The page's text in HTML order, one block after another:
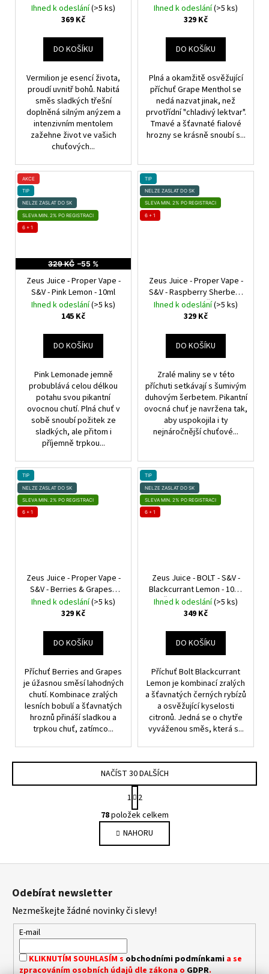
Anýz, Mentol, Třešeň,
Chladivá složka (ICE)
Ihned k odeslání(>5 ks)
369 Kč
DO KOŠÍKU
Vermilion je esencí života,
proudí uvnitř bohů. Nabitá
směs sladkých třešní
doplněná silným anýzem a
intenzivním mentolem
zažehne život ve vašich
chuťových...
Hroznové víno, Mentol
Ihned k odeslání(>5 ks)
329 Kč
DO KOŠÍKU
Plná a okamžitě osvěžující
příchuť Grape Menthol se
nedá nazvat jinak, než
prvotřídní "chladivý lektvar".
Tmavé a šťavnaté fialové
hrozny se krásně snoubí s...
AKCE
TIP
NELZE ZASLAT DO SK
SLEVA MIN. 2% PO REGISTRACI
6 + 1
329 KČ –55 %
Zeus Juice - Proper Vape -
S&V - Pink Lemon - 10ml
Ihned k odeslání(>5 ks)
145 Kč
DO KOŠÍKU
Pink Lemonade jemně
probublává celou délkou
potahu svou pikantní
ovocnou chutí. Plná chuť v
sobě snoubí požitek ze
sladkých, ale přitom i
příjemně trpkou...
TIP
NELZE ZASLAT DO SK
SLEVA MIN. 2% PO REGISTRACI
6 + 1
Zeus Juice - Proper Vape -
S&V - Raspberry Sherbet -
10mlMalina, Šerbet
Ihned k odeslání(>5 ks)
329 Kč
DO KOŠÍKU
Zralé maliny se v této
příchuti setkávají s šumivým
duhovým šerbetem. Pikantní
ovocná chuť je navržena tak,
aby uspokojila i ty
nejnáročnější chuťové...
TIP
NELZE ZASLAT DO SK
SLEVA MIN. 2% PO REGISTRACI
6 + 1
Zeus Juice - Proper Vape -
S&V - Berries & Grapes -
10ml Bobule, Hroznové
víno
Ihned k odeslání(>5 ks)
329 Kč
DO KOŠÍKU
Příchuť Berries and Grapes
je úžasnou směsí lahodných
chutí. Kombinace zralých
lesních bobulí a šťavnatých
hroznů přináší sladkou a
trpkou chuť, zatímco...
TIP
NELZE ZASLAT DO SK
SLEVA MIN. 2% PO REGISTRACI
6 + 1
Zeus Juice - BOLT - S&V -
Blackcurrant Lemon - 10ml
Černý rybíz, Citrón
Ihned k odeslání(>5 ks)
349 Kč
DO KOŠÍKU
Příchuť Bolt Blackcurrant
Lemon je kombinací zralých
a šťavnatých černých rybízů
a osvěžující kyselosti
citronů. Jedná se o chytře
vyváženou směs, která s...
O
V
L
Á
D
P
R
K
Y
NAČÍST 30 DALŠÍCH
S
T
R
Á
N
K
1
2
78položek celkem
NAHORU
Z
Odebírat newsletter
Nezmeškejte žádné novinky či slevy!
E-mail
KLIKNUTÍM SOUHLASÍM s obchodními podmínkamia se
zpracováním osobních údajů dle zákona o GDPR.